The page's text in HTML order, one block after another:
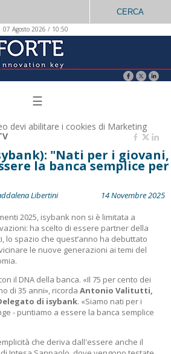
CERCA
07 Agosto 2026 / 10:50
☰
devi abilitare i cookies di Marketing
"Nati per i giovani,
la banca semplice per
Libertini
14 Novembre 2025
2025, isybank non si è limitata a
ha scelto di essere partner della
lo spazio che quest’anno ha debuttato
le nuove generazioni ai temi del
il DNA della banca. «Il 75 per cento dei
di 35 anni», ricorda Antonio Valitutti,
di isybank. «Siamo nati per i
- puntiamo a essere la banca semplice
che deriva dall'essere anche il